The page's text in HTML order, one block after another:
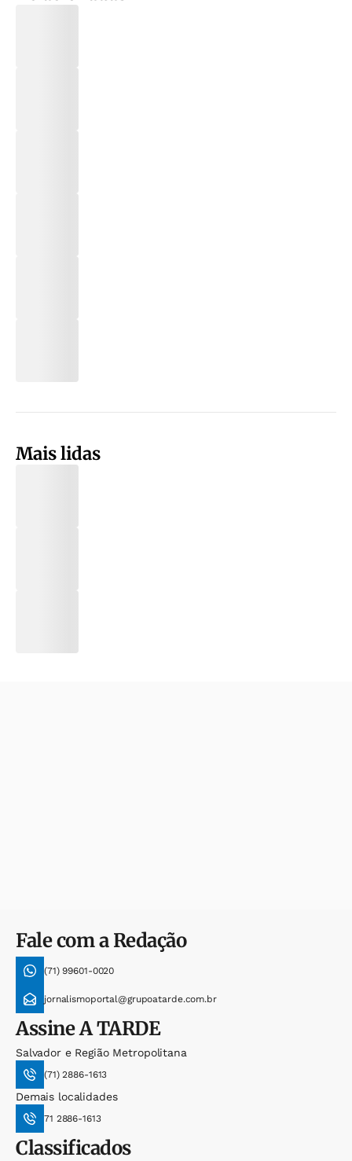
Mais lidas
Fale com a Redação
(71) 99601-0020
jornalismoportal@grupoatarde.com.br
AssineA TARDE
Salvador e Região Metropolitana
(71) 2886-1613
Demais localidades
71 2886-1613
Classificados